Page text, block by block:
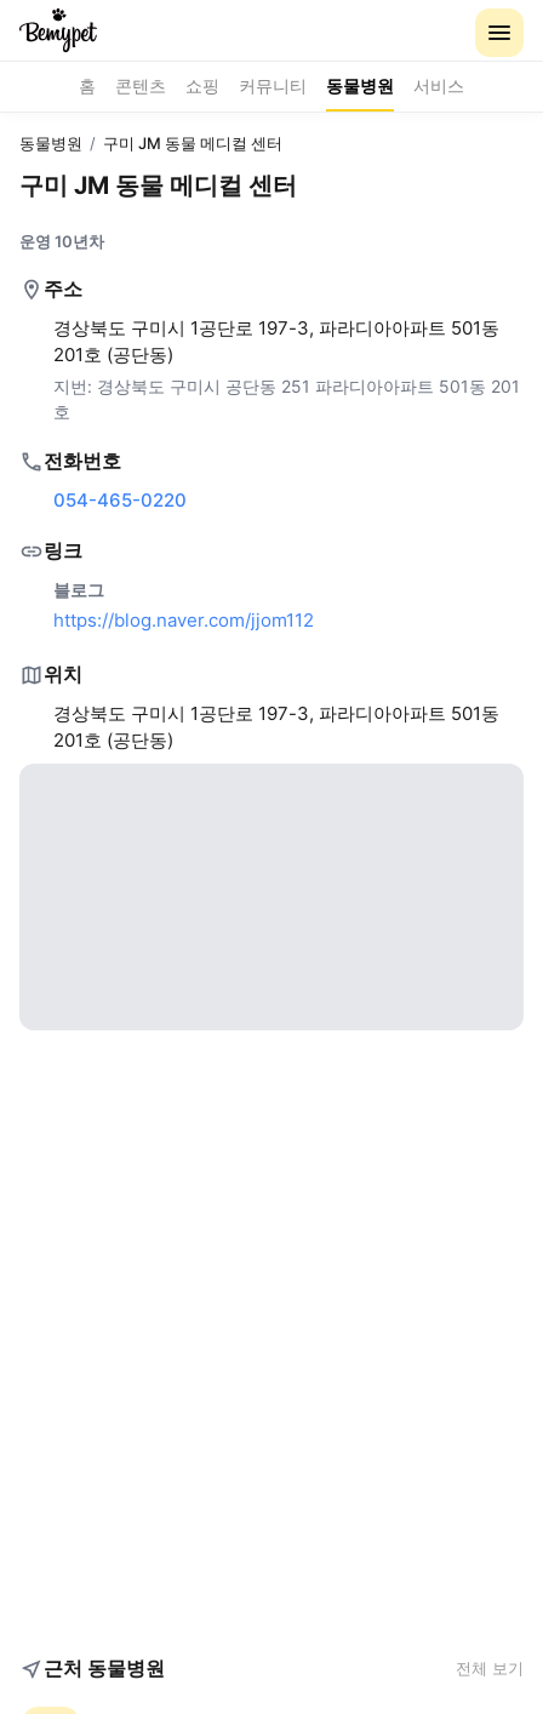
홈 콘텐츠 쇼핑 커뮤니티 동물병원 서비스
동물병원 / 구미 JM 동물 메디컬 센터
구미 JM 동물 메디컬 센터
운영 10년차
주소
경상북도 구미시 1공단로 197-3, 파라디아아파트 501동
201호 (공단동)
지번: 경상북도 구미시 공단동 251 파라디아아파트 501동 201
호
전화번호
054-465-0220
링크
블로그
https://blog.naver.com/jjom112
위치
경상북도 구미시 1공단로 197-3, 파라디아아파트 501동
201호 (공단동)
근처 동물병원 전체 보기